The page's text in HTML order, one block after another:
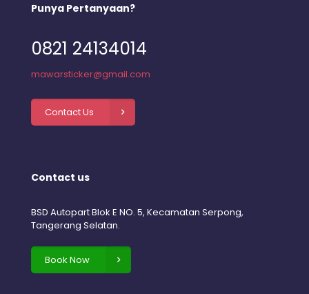
Punya Pertanyaan?
0821 24134014
mawarsticker@gmail.com
Contact Us
Contact us
BSD Autopart Blok E NO. 5, Kecamatan Serpong,
Tangerang Selatan.
Book Now